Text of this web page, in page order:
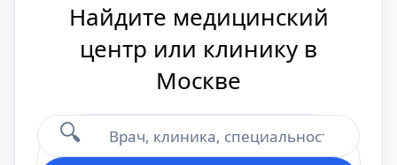
Найдите медицинский
центр или клинику в
Москве
🔍